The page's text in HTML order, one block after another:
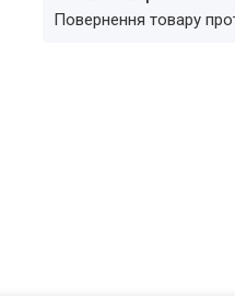
повернення товару